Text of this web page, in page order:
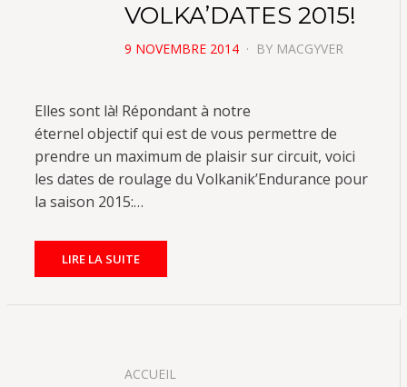
VOLKA’DATES 2015!
POSTED
9 NOVEMBRE 2014 BY MACGYVER
Elles sont là! Répondant à notre
éternel objectif qui est de vous permettre de
prendre un maximum de plaisir sur circuit, voici
les dates de roulage du Volkanik’Endurance pour
la saison 2015:…
LIRE LA SUITE
ACCUEIL